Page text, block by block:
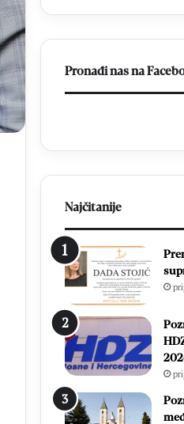
Pronađi nas na
Najčitanije